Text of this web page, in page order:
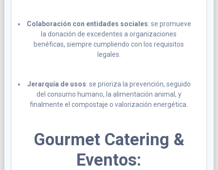
Colaboración con entidades sociales: se promueve
la donación de excedentes a organizaciones
benéficas, siempre cumpliendo con los requisitos
legales.
Jerarquía de usos: se prioriza la prevención, seguido
del consumo humano, la alimentación animal, y
finalmente el compostaje o valorización energética.
Gourmet Catering &
Eventos: